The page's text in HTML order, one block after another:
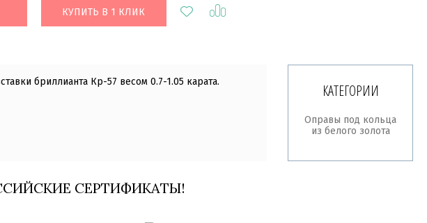
КУПИТЬ В 1 КЛИК
бриллианта Кр-57 весом 0.7-1.05 карата. КАТЕГОРИИ
Оправы под кольца
из белого золота
СЕРТИФИКАТЫ!